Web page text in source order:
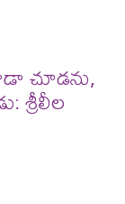
చూడను,
శ్రీలీల